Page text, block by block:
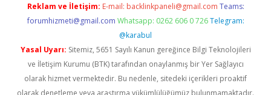
Reklam ve İletişim: E-mail: backlinkpaneli@gmail.com Teams:
forumhizmeti@gmail.com Whatsapp: 0262 606 0 726 Telegram:
@karabul
Yasal Uyarı: Sitemiz, 5651 Sayılı Kanun gereğince Bilgi Teknolojileri
ve İletişim Kurumu (BTK) tarafından onaylanmış bir Yer Sağlayıcı
olarak hizmet vermektedir. Bu nedenle, sitedeki içerikleri proaktif
olarak denetleme veya araştırma yükümlülüğümüz bulunmamaktadır.